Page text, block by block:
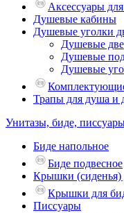
Аксессуары
Душевые кабины
Душевые уголки
Душевые
Душевые
Душевые
Трапы для душа и
Унитазы, биде,
Биде напольное
Биде подвесное
Крышки (сиденья)
Крышки для
Писсуары